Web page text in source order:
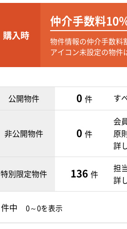
購入時
仲介手数料10
物件情報の仲介手数料
アイコン未設定の物件
公開物件 0 件 す
非公開物件 0 件
会
原
詳
特別限定物件 136 件
担
詳
件中 0～0を表示